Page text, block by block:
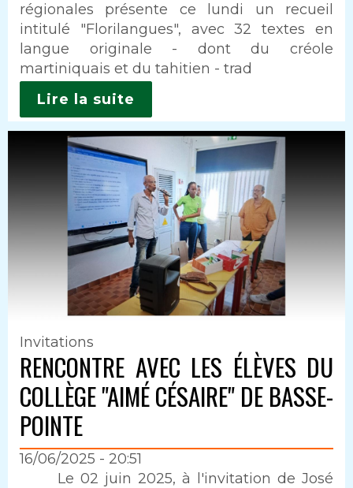
régionales présente ce lundi un recueil
intitulé "Florilangues", avec 32 textes en
langue originale - dont du créole
martiniquais et du tahitien - trad
Lire la suite
Invitations
RENCONTRE AVEC LES ÉLÈVES DU
COLLÈGE "AIMÉ CÉSAIRE" DE BASSE-
POINTE
16/06/2025 - 20:51
Le 02 juin 2025, à l'invitation de José